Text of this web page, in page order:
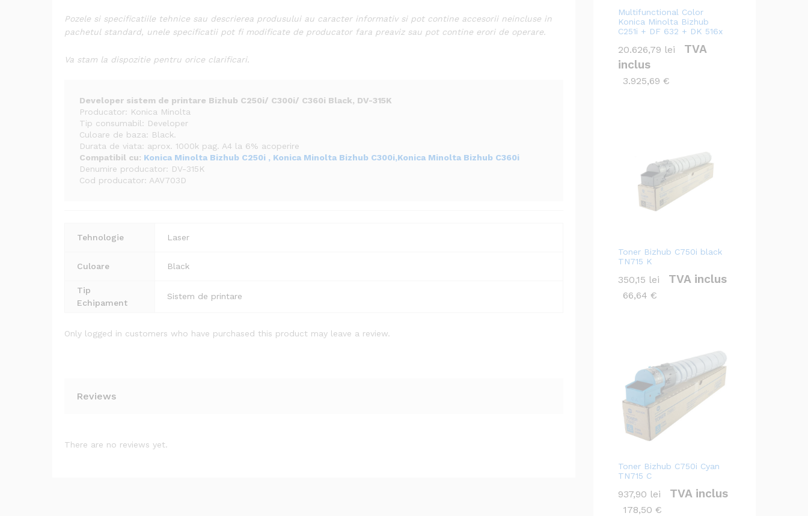
Pozele si specificatiile tehnice sau descrierea produsului au caracter informativ si pot contine accesorii neincluse in
pachetul standard, unele specificatii pot fi modificate de producator fara preaviz sau pot contine erori de operare.
Va stam la dispozitie pentru orice clarificari.
Developer sistem de printare Bizhub C250i/ C300i/ C360i Black, DV-315K
Producator: Konica Minolta
Tip consumabil: Developer
Culoare de baza: Black.
Durata de viata: aprox. 1000k pag. A4 la 6% acoperire
Compatibil cu: Konica Minolta Bizhub C250i , Konica Minolta Bizhub C300i,Konica Minolta Bizhub C360i
Denumire producator: DV-315K
Cod producator: AAV703D
Tehnologie Laser
Culoare Black
Tip
Echipament
Sistem de printare
Only logged in customers who have purchased this product may leave a review.
Reviews
There are no reviews yet.
Multifunctional Color
Konica Minolta Bizhub
C251i + DF 632 + DK 516x
20.626,79 lei
TVA
inclus
3.925,69 €
Toner Bizhub C750i black
TN715 K
350,15 lei TVA inclus
66,64 €
Toner Bizhub C750i Cyan
TN715 C
937,90 lei TVA inclus
178,50 €